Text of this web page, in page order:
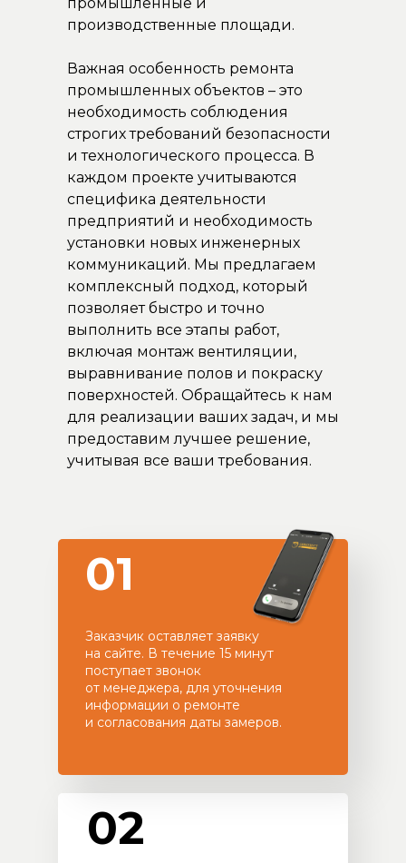
Заказчик оставляет заявку
на сайте. В течение 15 минут
поступает звонок
от менеджера, для уточнения
информации о ремонте
и согласования даты замеров.
01
02
производственные площади.
Важная особенность ремонта
промышленных объектов – это
необходимость соблюдения
строгих требований безопасности
и технологического процесса. В
каждом проекте учитываются
специфика деятельности
предприятий и необходимость
установки новых инженерных
коммуникаций. Мы предлагаем
комплексный подход, который
позволяет быстро и точно
выполнить все этапы работ,
включая монтаж вентиляции,
выравнивание полов и покраску
поверхностей. Обращайтесь к нам
для реализации ваших задач, и мы
предоставим лучшее решение,
учитывая все ваши требования.